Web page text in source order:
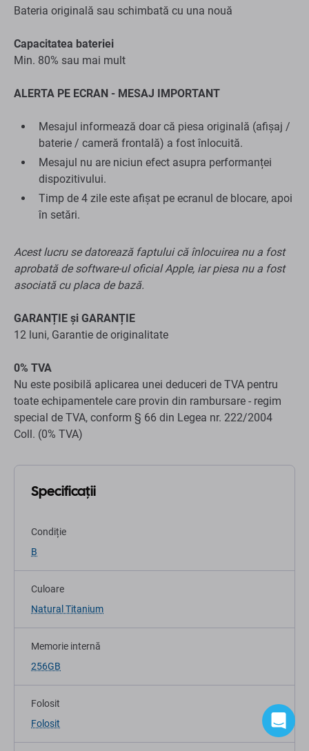
Mesajul informează doar că piesa originală (afișaj /
Mesajul nu are niciun efect asupra performanței
dispozitivului.
în setări.
Acest lucru se datorează faptului că înlocuirea nu a fost
aprobată de software-ul oficial Apple, iar piesa nu a fost
asociată cu placa de bază.
GARANȚIE și GARANȚIE
12 luni, Garantie de originalitate
0% TVA
Nu este posibilă aplicarea unei deduceri de TVA pentru
toate echipamentele care provin din rambursare - regim
Coll. (0% TVA)
Specificații
Condiție
B
Natural Titanium
Memorie internă
256GB
Folosit
Folosit
Categorie
iPhone
Model
Apple iPhone 15 Pro Max